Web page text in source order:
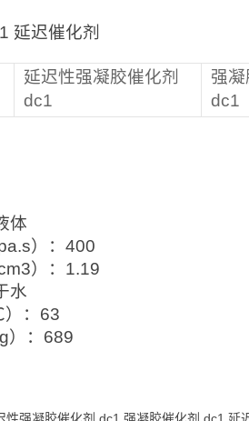
延迟催化剂
延迟性强凝胶催化剂
dc1
强凝
dc1
体
）：400
）：1.19
水
：63
）：689